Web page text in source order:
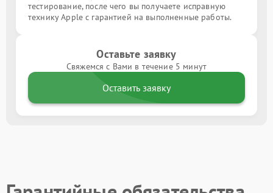
тестирование, после чего вы получаете исправную
технику Apple с гарантией на выполненные работы.
Оставьте заявку
Свяжемся с Вами в течение 5 минут
Оставить заявку